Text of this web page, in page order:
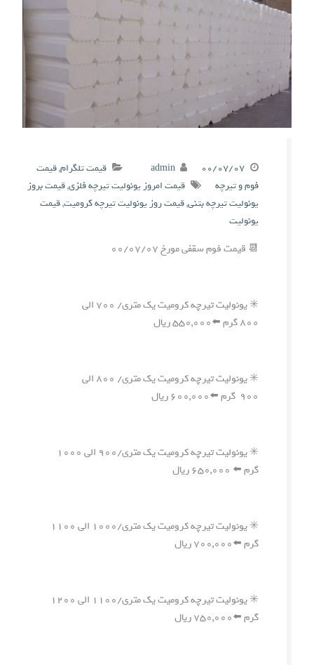
۰۰/۰۷/۰۷ admin قیمت تلگرام,قیمت
فوم و تیرچه
قیمت امروز یونولیت تیرچه فلزی,قیمت بروز
یونولیت تیرچه بتنی,قیمت روز یونولیت تیرچه کرومیت,قیمت
یونولیت
📆 قیمت فوم سقفی مورخ ۰۰/۰۷/۰۷
✳️ یونولیت تیرچه کرومیت یک متری/ ۷۰۰ الی
۸۰۰ گرم ⬅️۵۵۰,۰۰۰ ریال
✳️ یونولیت تیرچه کرومیت یک متری/ ۸۰۰ الی
۹۰۰ گرم ⬅️۶۰۰,۰۰۰ ریال
✳️ یونولیت تیرچه کرومیت یک متری/۹۰۰ الی ۱۰۰۰
گرم ⬅️ ۶۵۰,۰۰۰ ریال
✳️ یونولیت تیرچه کرومیت یک متری/۱۰۰۰ الی ۱۱۰۰
گرم ⬅️۷۰۰,۰۰۰ ریال
✳️ یونولیت تیرچه کرومیت یک متری/۱۱۰۰ الی ۱۲۰۰
گرم ⬅️۷۵۰,۰۰۰ ریال